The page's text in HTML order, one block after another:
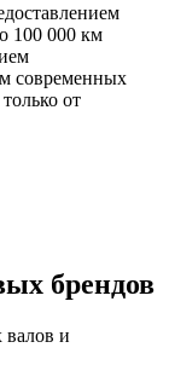
100 000 км
современных
от
брендов
и